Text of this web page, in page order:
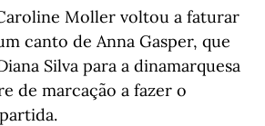
Moller voltou a faturar
canto de Anna Gasper, que
Silva para a dinamarquesa
de marcação a fazer o